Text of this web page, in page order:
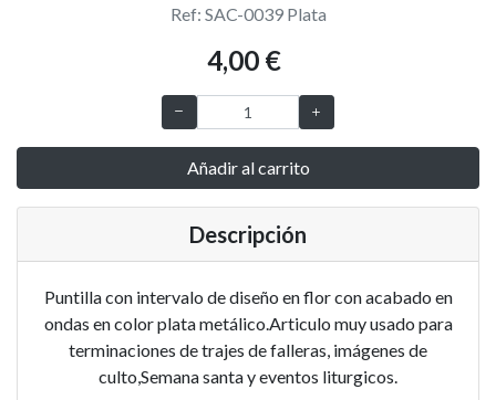
Ref: SAC-0039 Plata
4,00 €
Añadir al carrito
Descripción
Puntilla con intervalo de diseño en flor con acabado en
ondas en color plata metálico.Articulo muy usado para
terminaciones de trajes de falleras, imágenes de
culto,Semana santa y eventos liturgicos.